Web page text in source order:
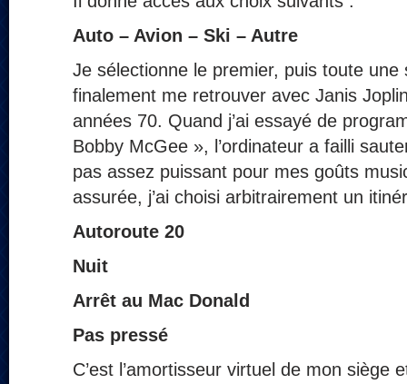
Auto – Avion – Ski – Autre
Je sélectionne le premier, puis toute une
finalement me retrouver avec Janis
années 70. Quand j’ai essayé de
Bobby McGee », l’ordinateur a failli
pas assez puissant pour mes goûts
assurée, j’ai choisi arbitrairement un
Autoroute 20
Nuit
Arrêt au Mac Donald
Pas pressé
C’est l’amortisseur virtuel de mon siège